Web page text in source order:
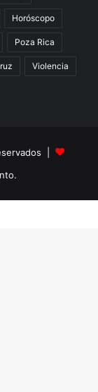
Horóscopo
Poza Rica
Violencia
|